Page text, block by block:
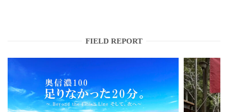
FIELD REPORT